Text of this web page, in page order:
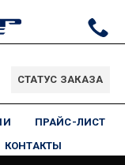
СТАТУС ЗАКАЗА
ПРАЙС-ЛИСТ
КОНТАКТЫ